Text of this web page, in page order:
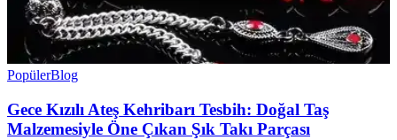
PopülerBlog
Gece Kızılı Ateş Kehribarı Tesbih: Doğal Taş
Malzemesiyle Öne Çıkan Şık Takı Parçası